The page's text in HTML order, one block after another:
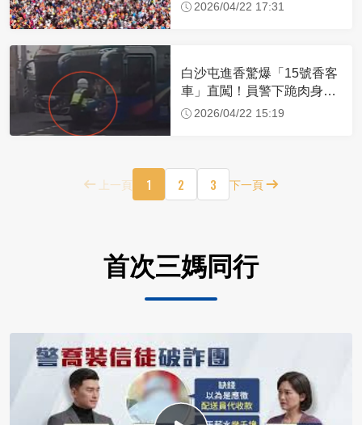
2026/04/22 17:31
白沙屯進香驚爆「15號香客
車」直闖！員警下跪肉身擋
車：讓行人先過
2026/04/22 15:19
上一頁 1 2 3 下一頁
首次三媽同行